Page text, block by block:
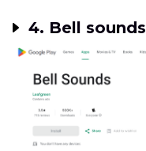
4. Bell sounds